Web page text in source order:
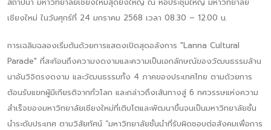
เชียงใหม่ ในวันศุกร์ที่ 24 มกราคม 2568 เวลา 08.30 – 12.00 น.
การเฉลิมฉลองเริ่มต้นด้วยการแสดงเปิดสุดอลังการ "Lanna Cultural
Parade" ที่สะท้อนถึงความงดงามและความเป็นเอกลักษณ์ของวัฒนธรรมล้าน
นาอันวิจิตรงดงาม และวัฒนธรรมทั้ง 4 ภาคของประเทศไทย ตามด้วยการ
ต้อนรับแขกผู้มีเกียรติจากทั่วโลก และกล่าวถึงเส้นทางสู่ 6 ทศวรรษแห่งความ
สำเร็จของมหาวิทยาลัยเชียงใหม่ที่เติบโตและพัฒนาขึ้นจนเป็นมหาวิทยาลัยชั้น
นำระดับประเทศ ตามวิสัยทัศน์ “มหาวิทยาลัยชั้นนำที่รับผิดชอบต่อสังคมเพื่อการ